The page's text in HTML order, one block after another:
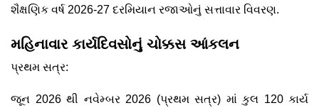
શૈક્ષણિક વર્ષ 2026-27 દરમિયાન રજાઓનું સત્તાવાર વિવરણ.
મહિનાવાર કાર્યદિવસોનું ચોક્કસ આંકલન
પ્રથમ સત્ર:
જૂન 2026 થી નવેમ્બર 2026 (પ્રથમ સત્ર) માં કુલ 120 કાર્ય